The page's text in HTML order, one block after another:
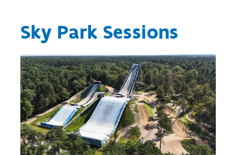
Sky Park Sessions